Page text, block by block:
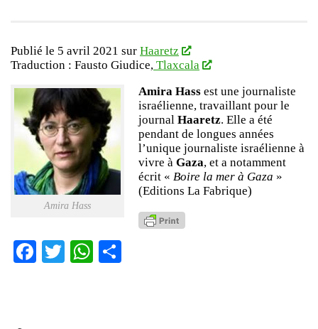
Publié le 5 avril 2021 sur Haaretz
Traduction : Fausto Giudice, Tlaxcala
Amira Hass
Amira Hass est une journaliste
israélienne, travaillant pour le
journal Haaretz. Elle a été
pendant de longues années
l’unique journaliste israélienne à
vivre à Gaza, et a notamment
écrit « Boire la mer à Gaza »
(Editions La Fabrique)
Facebook
TwitterWhatsApp